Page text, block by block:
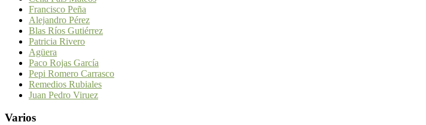
Francisco Peña
Alejandro Pérez
Blas Ríos Gutiérrez
Patricia Rivero
Agüera
Paco Rojas García
Pepi Romero Carrasco
Remedios Rubiales
Juan Pedro Viruez
Varios